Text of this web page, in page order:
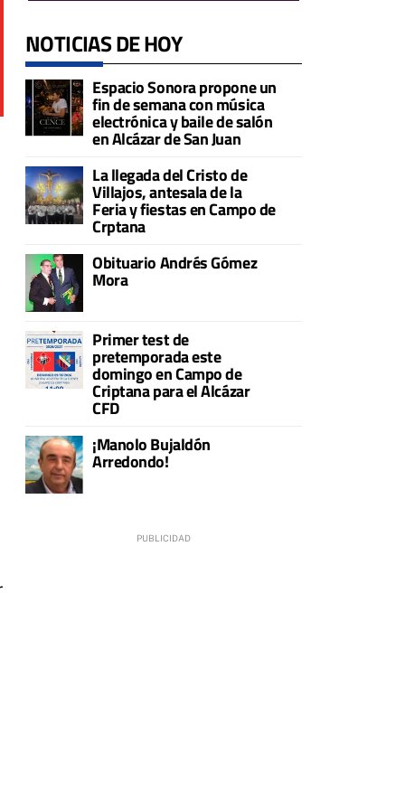
NOTICIAS DE HOY
Espacio Sonora propone un
fin de semana con música
electrónica y baile de salón
en Alcázar de San Juan
La llegada del Cristo de
Villajos, antesala de la
Feria y fiestas en Campo de
Crptana
Obituario Andrés Gómez
Mora
Primer test de
pretemporada este
domingo en Campo de
Criptana para el Alcázar
CFD
¡Manolo Bujaldón
Arredondo!